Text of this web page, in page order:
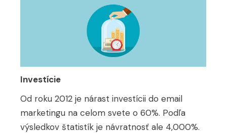
Investície
Od roku 2012 je nárast investícii do email
marketingu na celom svete o 60%. Podľa
výsledkov štatistík je návratnosť ale 4,000%.